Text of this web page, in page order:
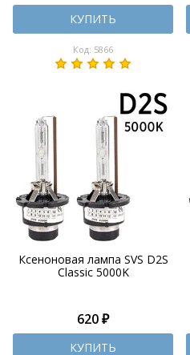
КУПИТЬ
Код: 5866
Ксеноновая лампа SVS D2S
Classic 5000K
620 ₽
КУПИТЬ